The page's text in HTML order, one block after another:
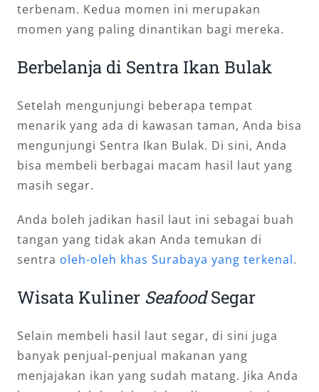
terbenam. Kedua momen ini merupakan
momen yang paling dinantikan bagi mereka.
Berbelanja di Sentra Ikan Bulak
Setelah mengunjungi beberapa tempat
menarik yang ada di kawasan taman, Anda bisa
mengunjungi Sentra Ikan Bulak. Di sini, Anda
bisa membeli berbagai macam hasil laut yang
masih segar.
Anda boleh jadikan hasil laut ini sebagai buah
tangan yang tidak akan Anda temukan di
sentra oleh-oleh khas Surabaya yang terkenal.
Wisata Kuliner SeafoodSegar
Selain membeli hasil laut segar, di sini juga
banyak penjual-penjual makanan yang
menjajakan ikan yang sudah matang. Jika Anda